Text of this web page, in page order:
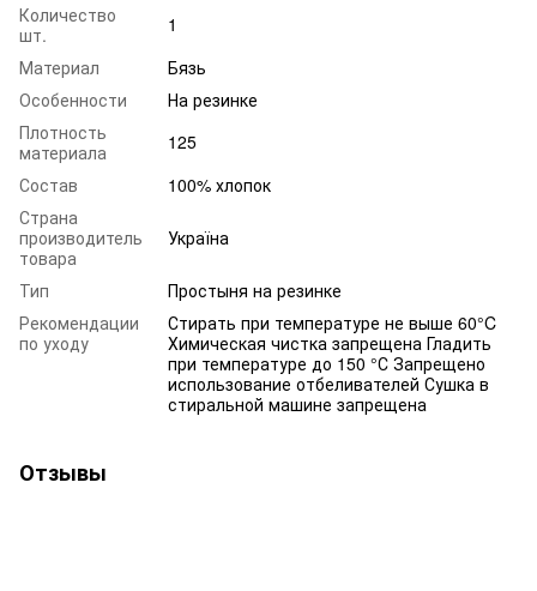
Количество
шт.
1
Материал
Бязь
Особенности
На резинке
Плотность
материала
125
Состав
100% хлопок
Страна
производитель
товара
Україна
Тип
Простыня на резинке
Рекомендации
по уходу
Стирать при температуре не выше 60°C
Химическая чистка запрещена Гладить
при температуре до 150 °С Запрещено
использование отбеливателей Сушка в
стиральной машине запрещена
Отзывы